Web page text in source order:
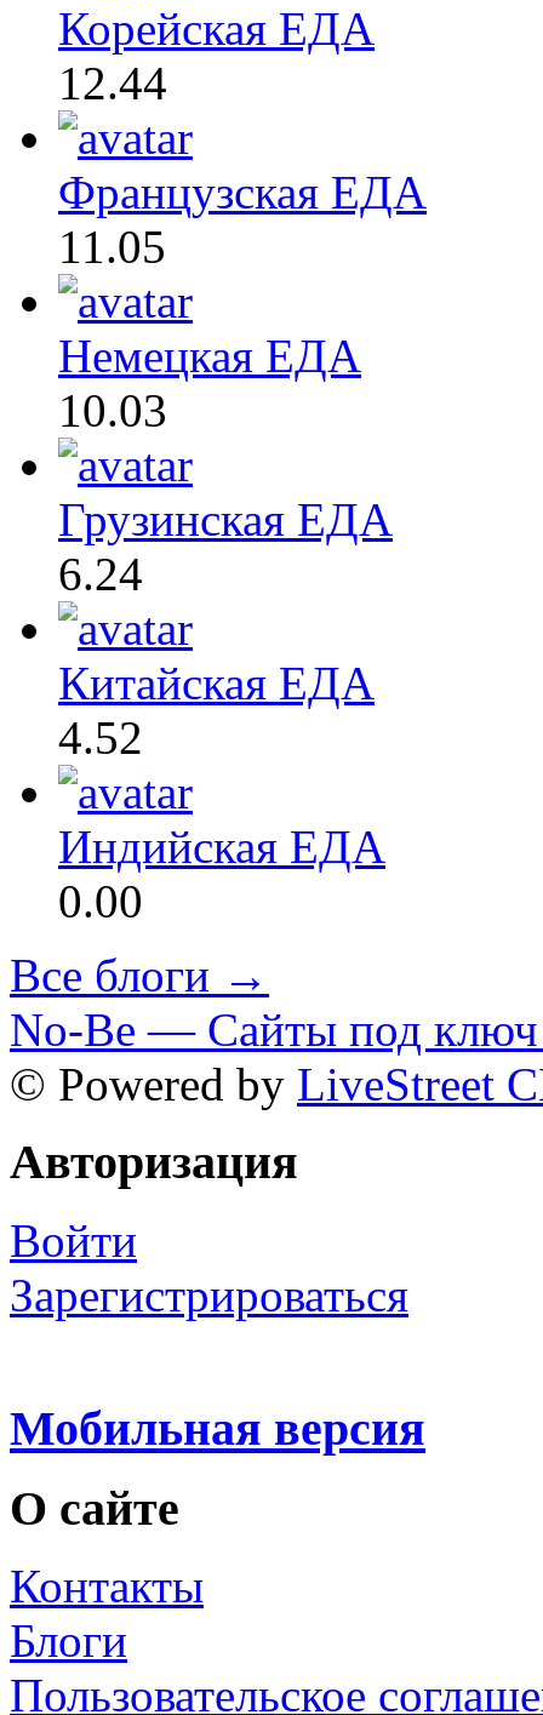
Корейская ЕДА
12.44
Французская ЕДА
11.05
Немецкая ЕДА
10.03
Грузинская ЕДА
6.24
Китайская ЕДА
4.52
Индийская ЕДА
0.00
Все блоги →
No-Be — Сайты под ключ
© Powered by LiveStreet
Авторизация
Войти
Зарегистрироваться
Мобильная версия
О сайте
Контакты
Блоги
Пользовательское